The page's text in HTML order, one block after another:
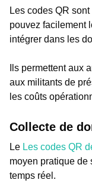
Les codes QR
pouvez facilement
intégrer dans les
Ils permettent aux
aux militants de
les coûts
Collecte de
Le Les codes QR
moyen pratique de
temps réel.